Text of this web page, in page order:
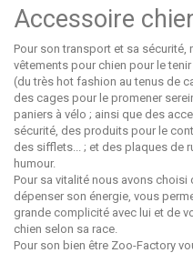
Accessoire
Pour son transport et sa
vêtements pour chien pour le
(du très hot fashion au tenus de
des cages pour le promener
paniers à vélo ; ainsi que des
sécurité, des produits pour le
des sifflets... ; et des plaques de
humour.
Pour sa vitalité nous avons
dépenser son énergie, vous
grande complicité avec lui et de
chien selon sa race.
Pour son bien être Zoo-Factory